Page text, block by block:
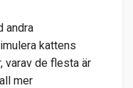
andra
kattens
varav de flesta är
mer